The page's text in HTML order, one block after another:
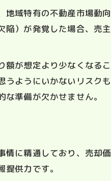
ト
域特有の不動産市場動向
）が発覚した場合、売
が想定より少なくなる
ようにいかないリスク
準備が欠かせません。
に精通しており、売却
供力です。